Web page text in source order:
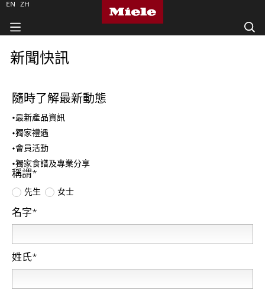
新聞快訊
隨時了解最新動態
•最新產品資訊
•獨家禮遇
•會員活動
•獨家食譜及專業分享
稱謂*
先生 女士
名字*
姓氏*
EN ZH